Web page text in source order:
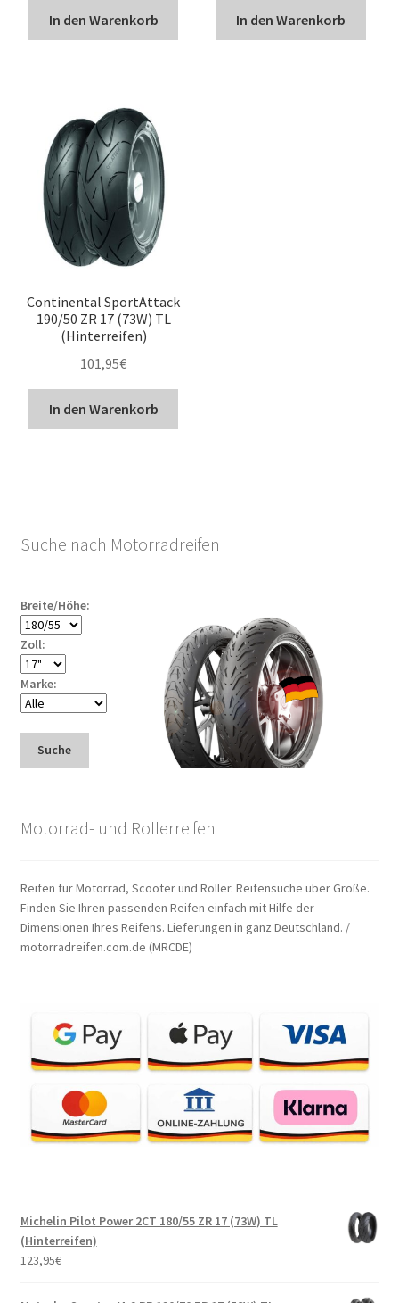
In den Warenkorb In den Warenkorb
Continental SportAttack
190/50 ZR 17 (73W) TL
(Hinterreifen)
101,95€
In den Warenkorb
Suche nach Motorradreifen
Breite/Höhe:
Zoll:
Marke:
Suche
Motorrad- und Rollerreifen
Reifen für Motorrad, Scooter und Roller. Reifensuche über Größe.
Finden Sie Ihren passenden Reifen einfach mit Hilfe der
Dimensionen Ihres Reifens. Lieferungen in ganz Deutschland. /
motorradreifen.com.de (MRCDE)
Michelin Pilot Power 2CT 180/55 ZR 17 (73W) TL
(Hinterreifen)
123,95€